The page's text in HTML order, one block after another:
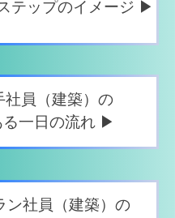
テップのイメージ ▶
社員（建築）の
る一日の流れ ▶
ン社員（建築）の